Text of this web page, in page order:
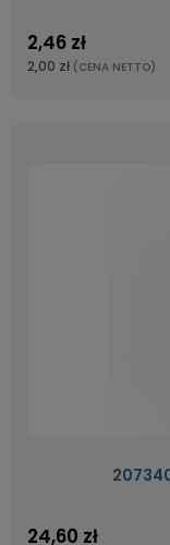
2,46 zł
2,00 zł (CENA NETTO)
24,60 zł